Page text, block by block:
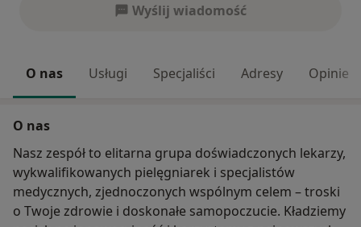
Wyślij wiadomość
O nas Usługi Specjaliści Adresy Opinie
O nas
Nasz zespół to elitarna grupa doświadczonych lekarzy,
wykwalifikowanych pielęgniarek i specjalistów
medycznych, zjednoczonych wspólnym celem – troski
o Twoje zdrowie i doskonałe samopoczucie. Kładziemy